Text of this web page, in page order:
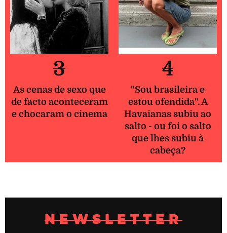
3
As cenas de sexo que
de facto aconteceram
e chocaram o cinema
4
"Sou brasileira e
estou ofendida". A
Havaianas subiu ao
salto - ou foi o salto
que lhes subiu à
cabeça?
NEWSLETTER